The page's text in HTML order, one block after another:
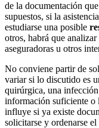
de la documentación
supuestos, si la
estudiarse una posible
otros, habrá que
aseguradoras u otros
No conviene partir de
variar si lo discutido es
quirúrgica, una infección
información suficiente o
influye si ya existe
solicitarse y ordenarse